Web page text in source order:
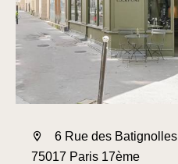
6 Rue des Batignolles
75017 Paris 17ème